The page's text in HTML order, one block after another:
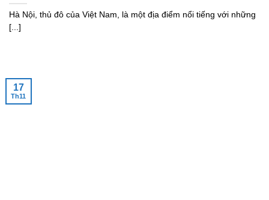
Hà Nội, thủ đô của Việt Nam, là một địa điểm nổi tiếng với những
[...]
17
Th11